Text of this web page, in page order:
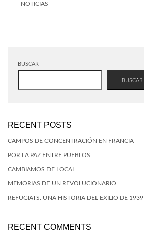
NOTICIAS
BUSCAR
BUSCAR
RECENT POSTS
CAMPOS DE CONCENTRACIÓN EN FRANCIA
POR LA PAZ ENTRE PUEBLOS.
CAMBIAMOS DE LOCAL
MEMORIAS DE UN REVOLUCIONARIO
REFUGIATS. UNA HISTORIA DEL EXILIO DE 1939
RECENT COMMENTS